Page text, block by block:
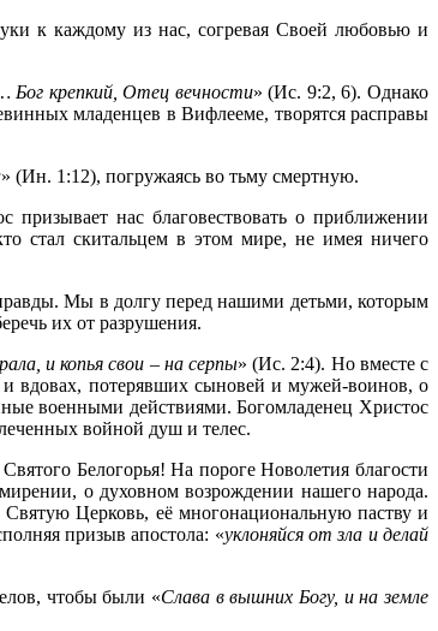
к каждому из нас, согревая Своей любовью и
Бог крепкий, Отец вечности» (Ис. 9:2, 6). Однако
младенцев в Вифлееме, творятся расправы
» (Ин. 1:12), погружаясь во тьму смертную.
призывает нас благовествовать о приближении
стал скитальцем в этом мире, не имея ничего
Мы в долгу перед нашими детьми, которым
их от разрушения.
и копья свои – на серпы» (Ис. 2:4). Но вместе с
вдовах, потерявших сыновей и мужей-воинов, о
военными действиями. Богомладенец Христос
войной душ и телес.
Белогорья! На пороге Новолетия благости
о духовном возрождении нашего народа.
Церковь, её многонациональную паству и
призыв апостола: «уклоняйся от зла и делай
чтобы были «Слава в вышних Богу, и на земле